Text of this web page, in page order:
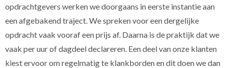
opdrachtgevers werken we doorgaans in eerste instantie aan
een afgebakend traject. We spreken voor een dergelijke
opdracht vaak vooraf een prijs af. Daarna is de praktijk dat we
vaak per uur of dagdeel declareren. Een deel van onze klanten
kiest ervoor om regelmatig te klankborden en dit doen we dan